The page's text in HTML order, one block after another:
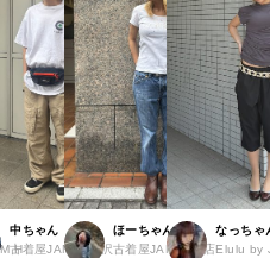
H
中ちゃん
古着屋JAM 下北沢
ほーちゃん
古着屋JAM 広島店
なっちゃ
Elulu by